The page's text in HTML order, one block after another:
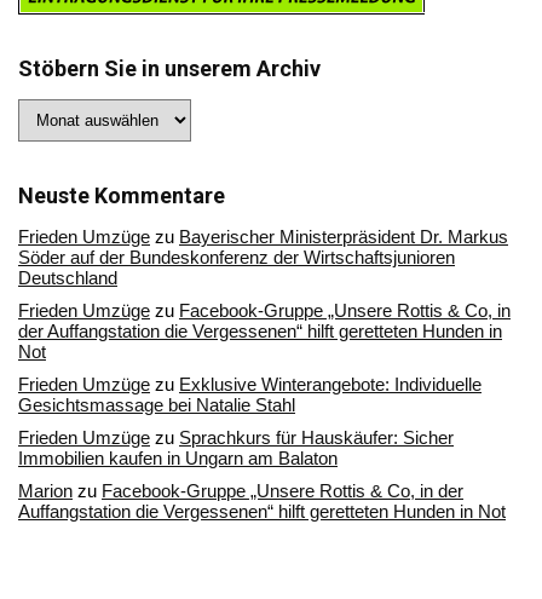
Stöbern Sie in unserem Archiv
Sie
Archiv
Neuste Kommentare
Frieden Umzüge zu Bayerischer Ministerpräsident Dr. Markus
Söder auf der Bundeskonferenz der Wirtschaftsjunioren
Deutschland
Frieden Umzüge zu Facebook-Gruppe „Unsere Rottis & Co, in
der Auffangstation die Vergessenen“ hilft geretteten Hunden in
Not
Frieden Umzüge zu Exklusive Winterangebote: Individuelle
Gesichtsmassage bei Natalie Stahl
Frieden Umzüge zu Sprachkurs für Hauskäufer: Sicher
Immobilien kaufen in Ungarn am Balaton
Marion zu Facebook-Gruppe „Unsere Rottis & Co, in der
Auffangstation die Vergessenen“ hilft geretteten Hunden in Not